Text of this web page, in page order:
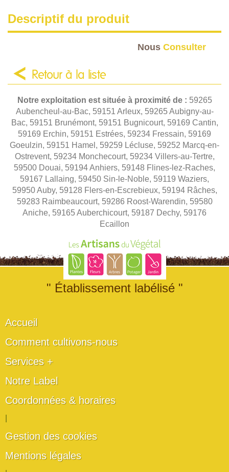
Descriptif du produit
Nous Consulter
Retour à la liste
Notre exploitation est située à proximité de : 59265
Aubencheul-au-Bac, 59151 Arleux, 59265 Aubigny-au-
Bac, 59151 Brunémont, 59151 Bugnicourt, 59169 Cantin,
59169 Erchin, 59151 Estrées, 59234 Fressain, 59169
Goeulzin, 59151 Hamel, 59259 Lécluse, 59252 Marcq-en-
Ostrevent, 59234 Monchecourt, 59234 Villers-au-Tertre,
59500 Douai, 59194 Anhiers, 59148 Flines-lez-Raches,
59167 Lallaing, 59450 Sin-le-Noble, 59119 Waziers,
59950 Auby, 59128 Flers-en-Escrebieux, 59194 Râches,
59283 Raimbeaucourt, 59286 Roost-Warendin, 59580
Aniche, 59165 Auberchicourt, 59187 Dechy, 59176
Ecaillon
" Établissement labélisé "
Accueil
Comment cultivons-nous
Services +
Notre Label
Coordonnées & horaires
Gestion des cookies
Mentions légales